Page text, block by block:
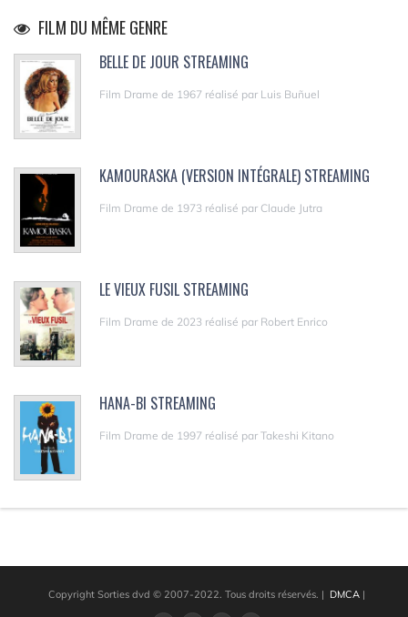
FILM DU MÊME GENRE
BELLE DE JOUR STREAMING
Film Drame de 1967 réalisé par Luis Buñuel
KAMOURASKA (VERSION INTÉGRALE) STREAMING
Film Drame de 1973 réalisé par Claude Jutra
LE VIEUX FUSIL STREAMING
Film Drame de 2023 réalisé par Robert Enrico
HANA-BI STREAMING
Film Drame de 1997 réalisé par Takeshi Kitano
Copyright Sorties dvd © 2007-2022. Tous droits réservés. | DMCA|